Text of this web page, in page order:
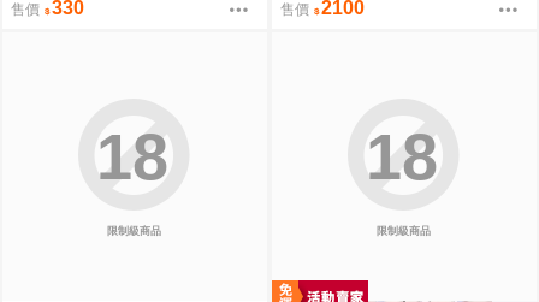
售價 330
柵卡蕾米埃爾-Q版扇子希格莉德-
售價 2100
限制級商品
18
限制級商品
18